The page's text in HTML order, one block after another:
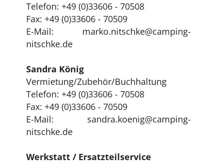
Telefon: +49 (0)33606 - 70508
Fax: +49 (0)33606 - 70509
E-Mail: marko.nitschke@camping-
nitschke.de
Sandra König
Vermietung/Zubehör/Buchhaltung
Telefon: +49 (0)33606 - 70508
Fax: +49 (0)33606 - 70509
E-Mail: sandra.koenig@camping-
nitschke.de
Werkstatt / Ersatzteilservice